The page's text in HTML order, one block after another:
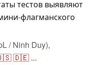
тестов выявляют
флагманского
/ Ninh Duy),
🇩🇪 ...